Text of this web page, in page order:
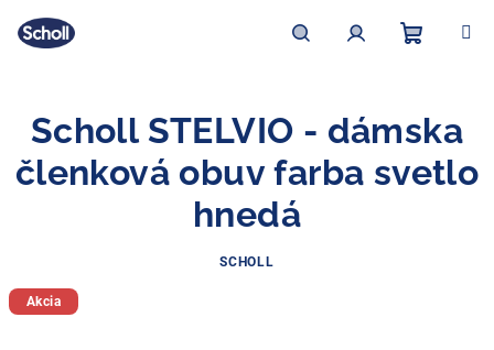
obsah
košík
Scholl STELVIO - dámska
členková obuv farba svetlo
hnedá
SCHOLL
Akcia